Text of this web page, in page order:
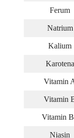
Ferum
Natrium
Kalium
Karotena
Vitamin
Vitamin
Vitamin
Niasin